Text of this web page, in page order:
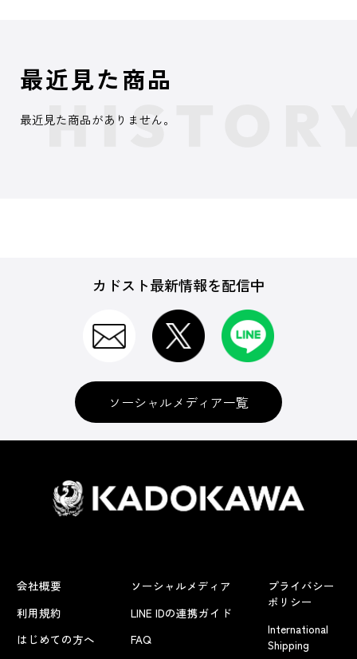
最近見た商品
最近見た商品がありません。
カドスト最新情報を配信中
ソーシャルメディア一覧
会社概要
利用規約
はじめての方へ
ソーシャルメディア
LINE IDの連携ガイド
FAQ
プライバシー
ポリシー
International
Shipping